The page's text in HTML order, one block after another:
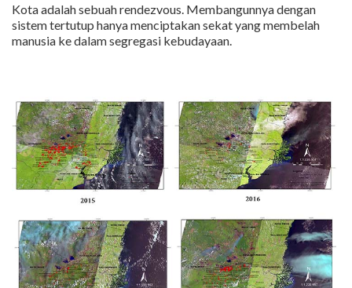
Kota adalah sebuah rendezvous. Membangunnya dengan
sistem tertutup hanya menciptakan sekat yang membelah
manusia ke dalam segregasi kebudayaan.